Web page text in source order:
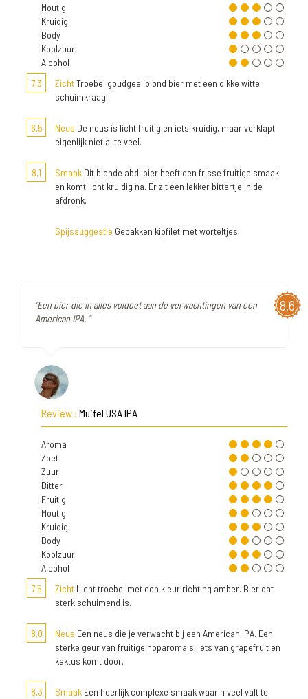
Moutig
Kruidig
Body
Koolzuur
Alcohol
7,3
ZichtTroebel goudgeel blond bier met een dikke witte
schuimkraag.
6,5 Neus De neus is licht fruitig en iets kruidig, maar verklapt
eigenlijk niet al te veel.
8,1 Smaak Dit blonde abdijbier heeft een frisse fruitige smaak
en komt licht kruidig na. Er zit een lekker bittertje in de
afdronk.
Spijssuggestie Gebakken kipfilet met worteltjes
8,6
"Een bier die in alles voldoet aan de verwachtingen van een
American IPA. "
Review : Muifel USA IPA
Aroma
Zoet
Zuur
Bitter
Fruitig
Moutig
Kruidig
Body
Koolzuur
Alcohol
7,5
Zicht Licht troebel met een kleur richting amber. Bier dat
sterk schuimend is.
8,0 Neus Een neus die je verwacht bij een American IPA. Een
sterke geur van fruitige hoparoma's. Iets van grapefruit en
kaktus komt door.
8,3 Smaak Een heerlijk complexe smaak waarin veel valt te